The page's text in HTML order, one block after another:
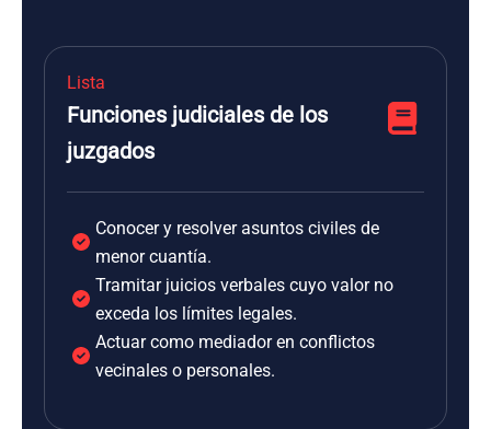
Lista
Funciones judiciales de los
juzgados
Conocer y resolver asuntos civiles de
menor cuantía.
Tramitar juicios verbales cuyo valor no
exceda los límites legales.
Actuar como mediador en conflictos
vecinales o personales.